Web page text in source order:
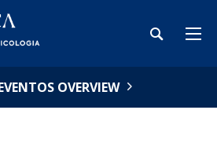
OVERVIEW